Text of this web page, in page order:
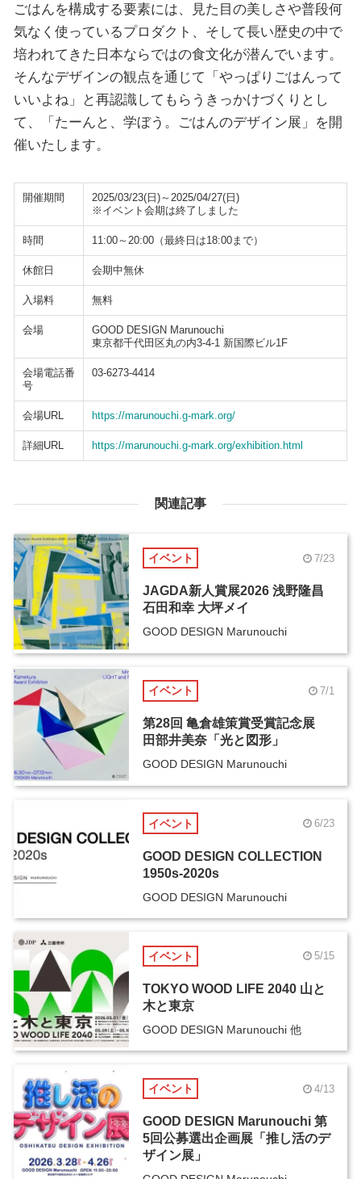
ごはんを構成する要素には、見た目の美しさや普段何
気なく使っているプロダクト、そして長い歴史の中で
培われてきた日本ならではの食文化が潜んでいます。
そんなデザインの観点を通じて「やっぱりごはんって
いいよね」と再認識してもらうきっかけづくりとし
て、「たーんと、学ぼう。ごはんのデザイン展」を開
催いたします。
開催期間
2025/03/23(日)～2025/04/27(日)
※イベント会期は終了しました
時間 11:00～20:00（最終日は18:00まで）
休館日 会期中無休
入場料 無料
会場
GOOD DESIGN Marunouchi
東京都千代田区丸の内3-4-1 新国際ビル1F
会場電話番
号
03-6273-4414
会場URL https://marunouchi.g-mark.org/
詳細URL https://marunouchi.g-mark.org/exhibition.html
関連記事
イベント 7/23
JAGDA新人賞展2026 浅野隆昌
石田和幸 大坪メイ
GOOD DESIGN Marunouchi
イベント 7/1
第28回 亀倉雄策賞受賞記念展
田部井美奈「光と図形」
GOOD DESIGN Marunouchi
イベント 6/23
GOOD DESIGN COLLECTION
1950s-2020s
GOOD DESIGN Marunouchi
イベント 5/15
TOKYO WOOD LIFE 2040 山と
木と東京
GOOD DESIGN Marunouchi 他
イベント 4/13
GOOD DESIGN Marunouchi 第
5回公募選出企画展「推し活のデ
ザイン展」